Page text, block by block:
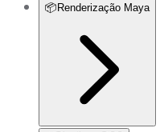
📦 Renderização Maya